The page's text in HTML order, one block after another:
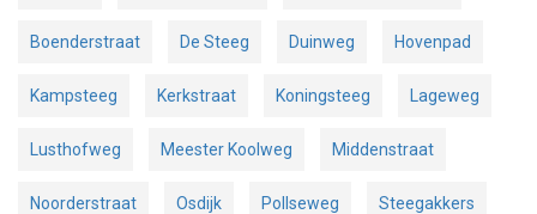
Boenderstraat De Steeg Duinweg Hovenpad
Kampsteeg Kerkstraat Koningsteeg Lageweg
Lusthofweg Meester Koolweg Middenstraat
Noorderstraat Osdijk Pollseweg Steegakkers